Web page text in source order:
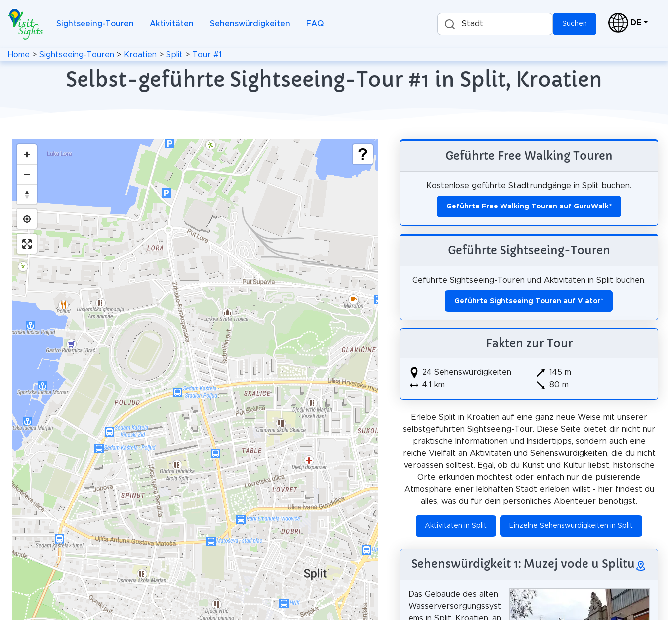
Sightseeing-Touren Aktivitäten Sehenswürdigkeiten FAQ Stadt Suchen DE
Home > Sightseeing-Touren > Kroatien > Split > Tour #1
Selbst-geführte Sightseeing-Tour #1 in Split, Kroatien
Geführte Free Walking Touren
Kostenlose geführte Stadtrundgänge in Split buchen.
Geführte Free Walking Touren auf GuruWalk*
Geführte Sightseeing-Touren
Geführte Sightseeing-Touren und Aktivitäten in Split buchen.
Geführte Sightseeing Touren auf Viator*
Fakten zur Tour
24 Sehenswürdigkeiten
4,1 km
145 m
80 m
Erlebe Split in Kroatien auf eine ganz neue Weise mit unserer
selbstgeführten Sightseeing-Tour. Diese Seite bietet dir nicht nur
praktische Informationen und Insidertipps, sondern auch eine
reiche Vielfalt an Aktivitäten und Sehenswürdigkeiten, die du nicht
verpassen solltest. Egal, ob du Kunst und Kultur liebst, historische
Orte erkunden möchtest oder einfach nur die pulsierende
Atmosphäre einer lebhaften Stadt erleben willst - hier findest du
alles, was du für dein persönliches Abenteuer benötigst.
Aktivitäten in Split Einzelne Sehenswürdigkeiten in Split
Sehenswürdigkeit 1: Muzej vode u Splitu
Das Gebäude des alten
Wasserversorgungssyst
ems in Split, Kroatien, an